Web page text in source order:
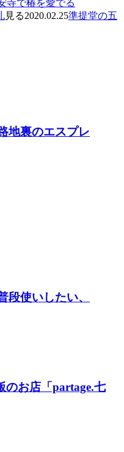
寺で椿を愛でる
見る2020.02.25準提堂の五
地裏のエスプレ
使いしたい、
のお店「partage.七